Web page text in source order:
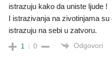
istrazuju kako da uniste ljude !
I istrazivanja na zivotinjama su
istrazuju na sebi u zatvoru.
1 0 Odgovori